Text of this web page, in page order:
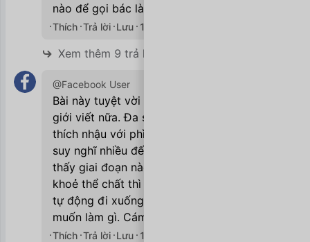
nào để gọi bác là anh hay là chị hị hị
Thích Trả lời Lưu 12/12/2019
Xem thêm 9 trả lời
@Facebook User
Bài này tuyệt vời quá, nhất là lại do nam
giới viết nữa. Đa số đàn ông em biết chỉ
thích nhậu với phì phèo thuốc lá, chẳng
suy nghĩ nhiều đến sức khoẻ. Em tự nhận
thấy giai đoạn nào bản thân xao lãng sức
khoẻ thể chất thì sức khoẻ tinh thần cũng
tự động đi xuống theo, mệt mỏi chẳng
muốn làm gì. Cám ơn anh nhiều ạ!
Thích Trả lời Lưu 12/12/2019